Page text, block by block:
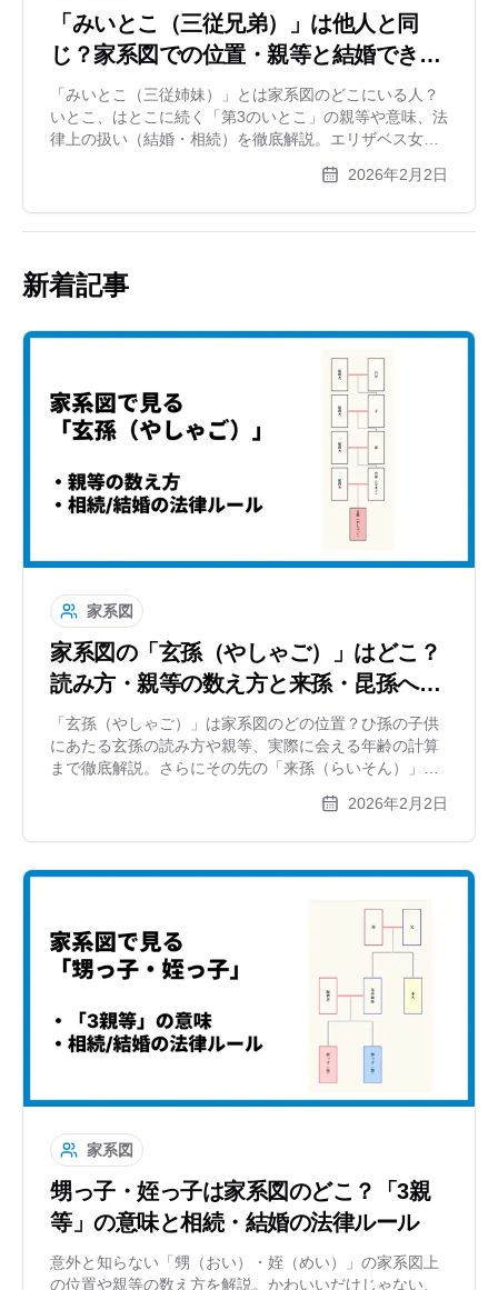
「みいとこ（三従兄弟）」は他人と同
じ？家系図での位置・親等と結婚できる
か解説
「みいとこ（三従姉妹）」とは家系図のどこにいる人？
いとこ、はとこに続く「第3のいとこ」の親等や意味、法
律上の扱い（結婚・相続）を徹底解説。エリザベス女王
遠縁を家系図で楽しむ方法をご紹介します。2026年2月2日
新着記事
家系図
家系図の「玄孫（やしゃご）」はどこ？
読み方・親等の数え方と来孫・昆孫への
続き方
「玄孫（やしゃご）」は家系図のどの位置？ひ孫の子供
にあたる玄孫の読み方や親等、実際に会える年齢の計算
まで徹底解説。さらにその先の「来孫（らいそん）」
名一覧と、縦に長くなる家系図の書き方をご紹介しま
2026年2月2日
家系図
甥っ子・姪っ子は家系図のどこ？「3親
等」の意味と相続・結婚の法律ルール
意外と知らない「甥（おい）・姪（めい）」の家系図上
の位置や親等の数え方を解説。かわいいだけじゃない、